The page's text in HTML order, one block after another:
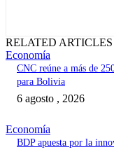
RELATED ARTICLES
Economía
CNC reúne a más de
para Bolivia
6 agosto , 2026
Economía
BDP apuesta por la